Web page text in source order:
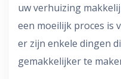
uw verhuizing
een moeilijk proces is
er zijn enkele dingen
gemakkelijker te